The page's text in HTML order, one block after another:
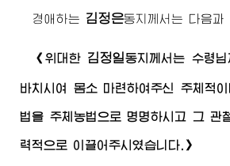
경애하는 김정은동지께서 는 다음과
《위대한 김정일동지께서는 수령님
바치시여 몸소 마련하여주신 주체적
법을 주체농법으로 명명하시고 그 관
력적으로 이끌어주시였습니다.》